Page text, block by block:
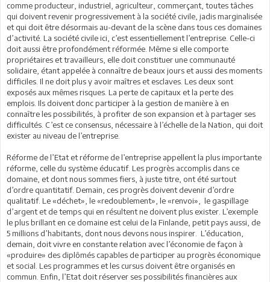
comme producteur, industriel, agriculteur, commerçant, toutes tâches
qui doivent revenir progressivement à la société civile, jadis marginalisée
et qui doit être désormais au-devant de la scène dans tous ces domaines
d’activité. La société civile ici, c’est essentiellement l’entreprise. Celle-ci
doit aussi être profondément réformée. Même si elle comporte
propriétaires et travailleurs, elle doit constituer une communauté
solidaire, étant appelée à connaître de beaux jours et aussi des moments
difficiles. Il ne doit plus y avoir maîtres et esclaves. Les deux sont
exposés aux mêmes risques. La perte de capitaux et la perte des
emplois. Ils doivent donc participer à la gestion de manière à en
connaître les possibilités, à profiter de son expansion et à partager ses
difficultés. C’est ce consensus, nécessaire à l’échelle de la Nation, qui doit
exister au niveau de l’entreprise.
Réforme de l’Etat et réforme de l’entreprise appellent la plus importante
réforme, celle du système éducatif. Les progrès accomplis dans ce
domaine, et dont nous sommes fiers, à juste titre, ont été surtout
d’ordre quantitatif. Demain, ces progrès doivent devenir d’ordre
qualitatif. Le «déchet», le «redoublement», le «renvoi», le gaspillage
d’argent et de temps qui en résultent ne doivent plus exister. L’exemple
le plus brillant en ce domaine est celui de la Finlande, petit pays aussi, de
5 millions d’habitants, dont nous devons nous inspirer. L’éducation,
demain, doit vivre en constante relation avec l’économie de façon à
«produire» des diplômés capables de participer au progrès économique
et social. Les programmes et les cursus doivent être organisés en
commun. Enfin, l’Etat doit réserver ses possibilités financières aux